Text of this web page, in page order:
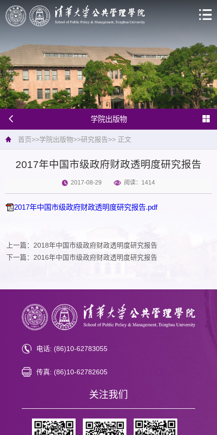
学院出版物
首页>>学院出版物>>研究报告>> 正文
2017年中国市级政府财政透明度研究报告
2017-08-29 阅读： 1414
2017年中国市级政府财政透明度研究报告.pdf
上一篇：2018年中国市级政府财政透明度研究报告
下一篇：2016年中国市级政府财政透明度研究报告
电话: (86)10-62783055
传真: (86)10-62782605
关注我们